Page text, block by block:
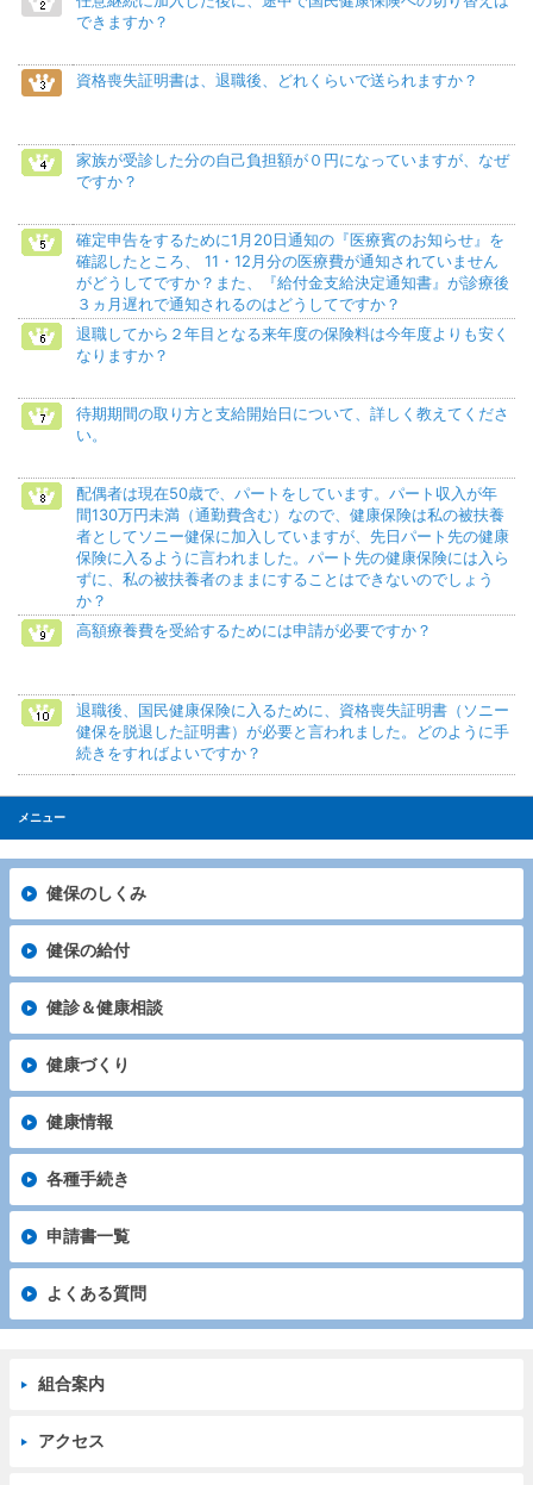
できますか？
資格喪失証明書は、退職後、どれくらいで送られますか？
家族が受診した分の自己負担額が０円になっていますが、なぜ
ですか？
確定申告をするために1月20日通知の『医療賓のお知らせ』を
確認したところ、 11・12月分の医療費が通知されていません
がどうしてですか？また、『給付金支給決定通知書』が診療後
３ヵ月遅れで通知されるのはどうしてですか？
退職してから２年目となる来年度の保険料は今年度よりも安く
なりますか？
待期期間の取り方と支給開始日について、詳しく教えてくださ
い。
配偶者は現在50歳で、パートをしています。パート収入が年
間130万円未満（通勤費含む）なので、健康保険は私の被扶養
者としてソニー健保に加入していますが、先日パート先の健康
保険に入るように言われました。パート先の健康保険には入ら
ずに、私の被扶養者のままにすることはできないのでしょう
か？
高額療養費を受給するためには申請が必要ですか？
退職後、国民健康保険に入るために、資格喪失証明書（ソニー
健保を脱退した証明書）が必要と言われました。どのように手
続きをすればよいですか？
メニュー
健保のしくみ
健保の給付
健診＆健康相談
健康づくり
健康情報
各種手続き
申請書一覧
よくある質問
組合案内
アクセス